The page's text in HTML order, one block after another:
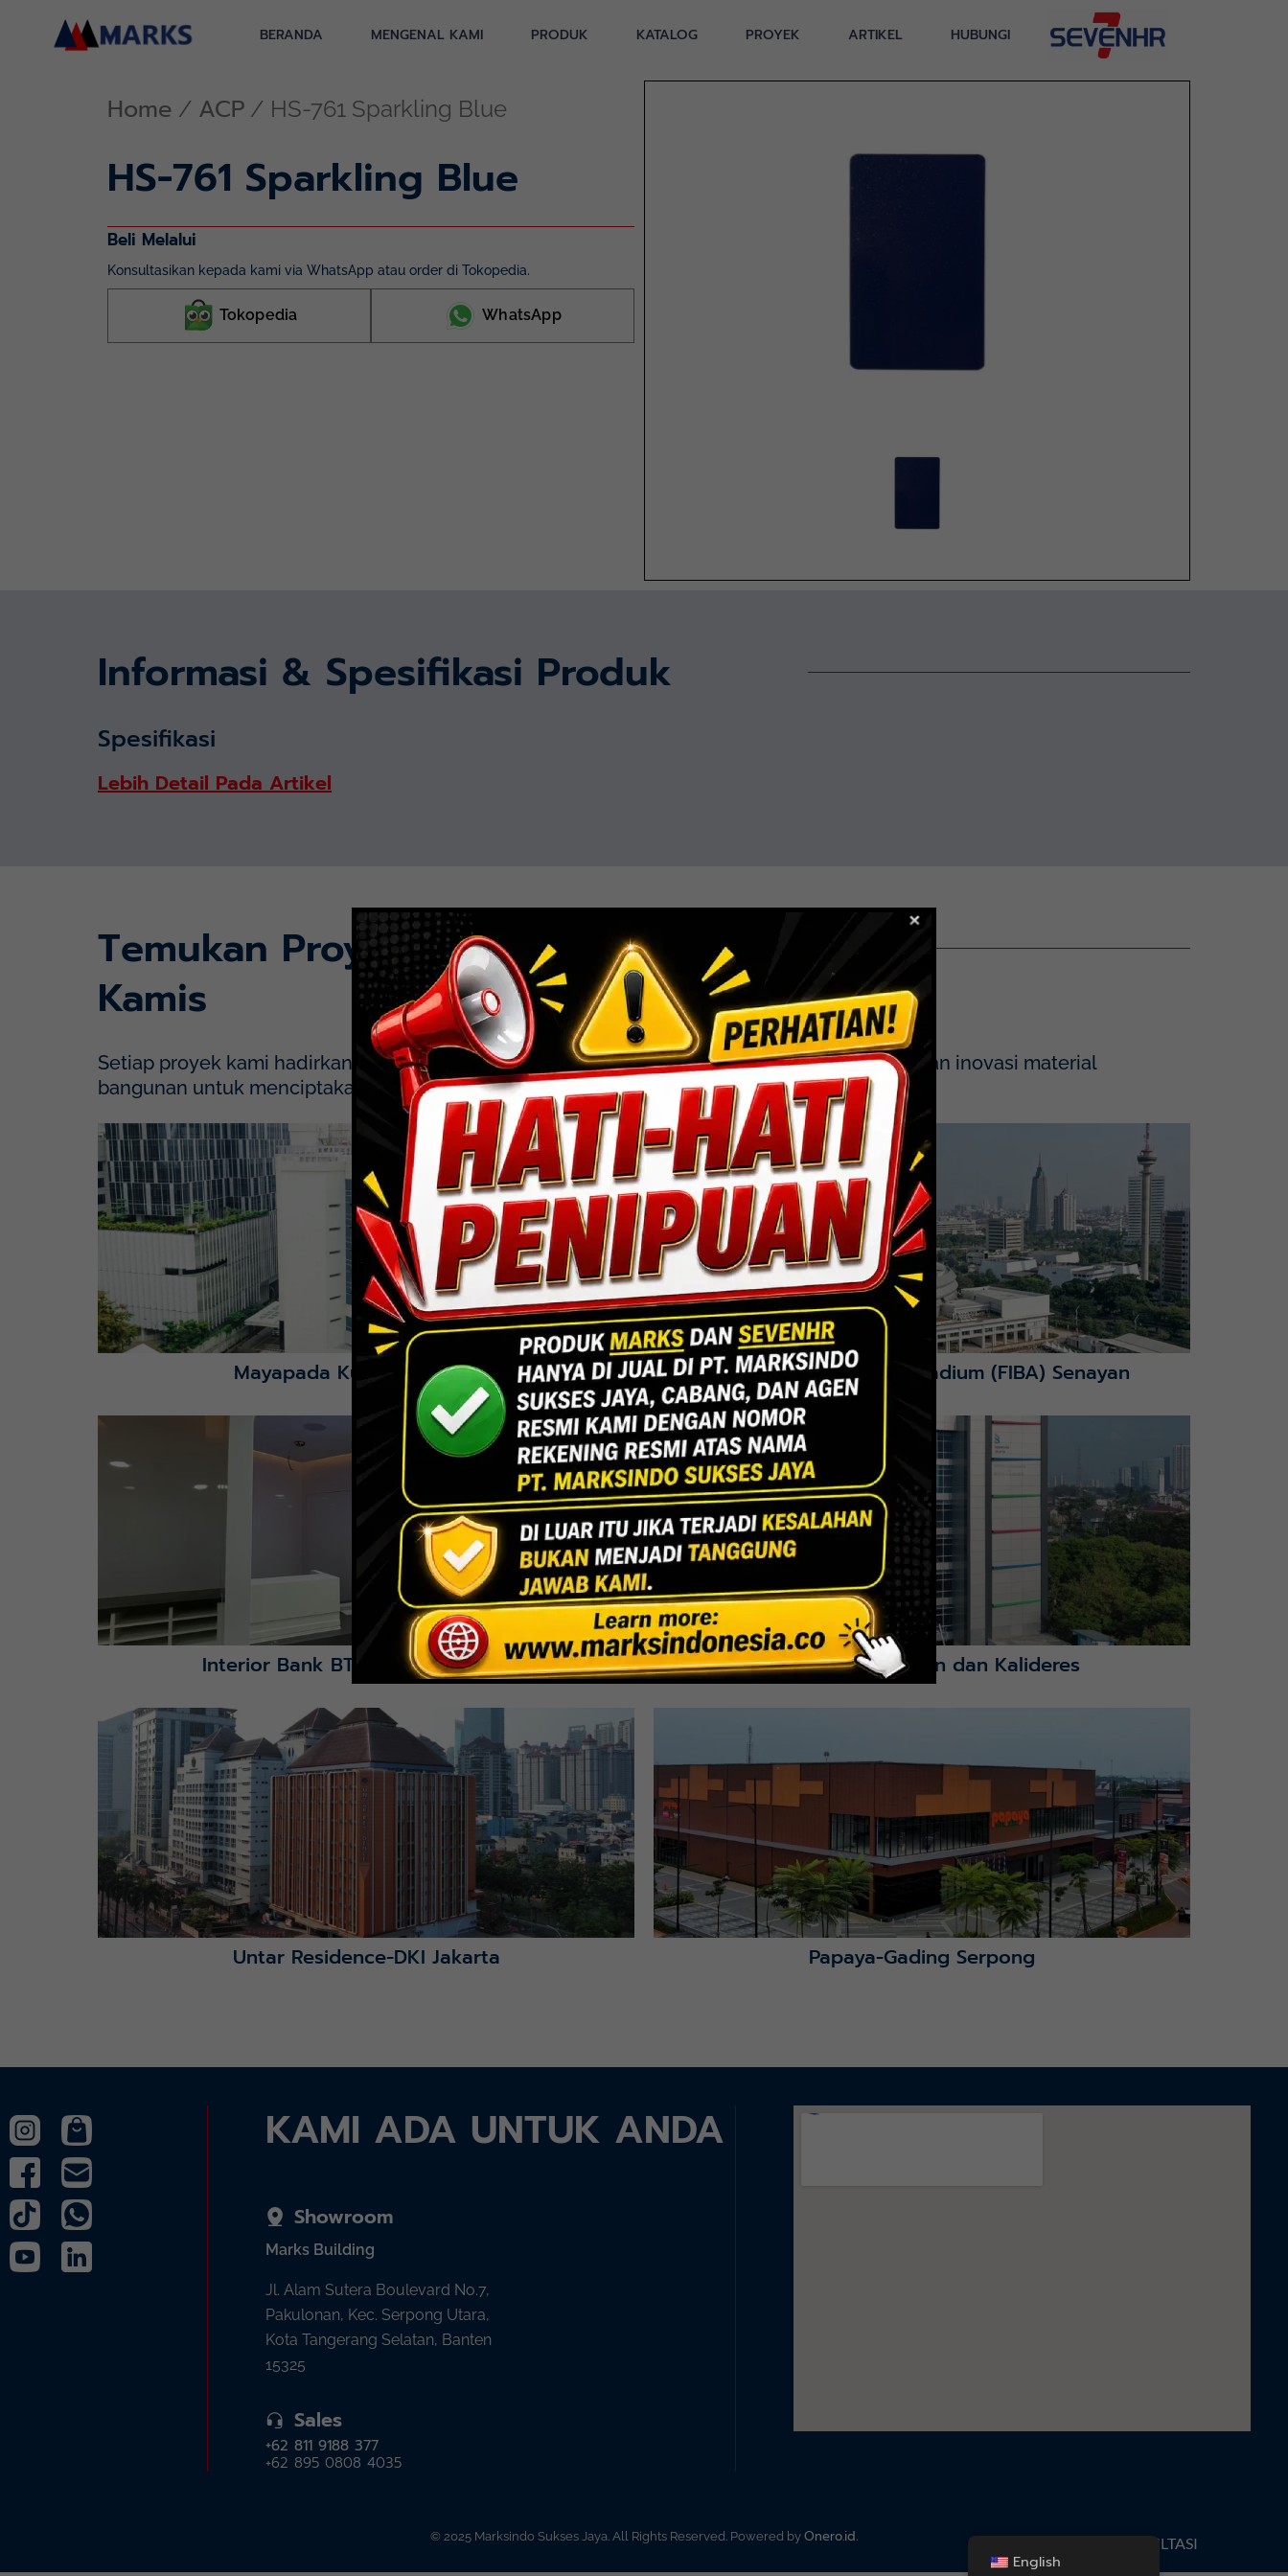
BERANDA MENGENAL KAMI PRODUK KATALOG PROYEK ARTIKEL HUBUNGI
Home / ACP / HS-761 Sparkling Blue
HS-761 Sparkling Blue
Beli Melalui
Konsultasikan kepada kami via WhatsApp atau order di Tokopedia.
Tokopedia WhatsApp
Informasi & Spesifikasi Produk
Spesifikasi
Lebih Detail Pada Artikel
Temukan Proyek
Kamis
Setiap proyek kami hadirkan dengan presisi, efisiensi, dan sentuhan estetika. Mengintegrasikan inovasi material
bangunan untuk menciptakan solusi yang fungsional dan berdaya tahan tinggi.
Mayapada Hospital Kuningan (MHKN), Kuningan, Jakarta Selatan.
Lihat Detail Proyek
Mayapada Kuningan Jakarta
Lihat Detail Proyek
Indoor Multifunction Stadium (FIBA) Senayan
Interior Bank BTN Jatimurni, Bekasi
Lihat Detail Proyek
UPPPD-Kembangan dan Kalideres
Lihat Detail Proyek
Untar Residence-DKI Jakarta
Lihat Detail Proyek
Papaya-Gading Serpong
KONSULTASI
KAMI ADA UNTUK ANDA
Showroom
Marks Building
Jl. Alam Sutera Boulevard No.7,
Pakulonan, Kec. Serpong Utara,
Kota Tangerang Selatan, Banten
15325
Sales
+62 811 9188 377
+62 895 0808 4035
© 2025 Marksindo Sukses Jaya. All Rights Reserved. Powered by Onero.id
English